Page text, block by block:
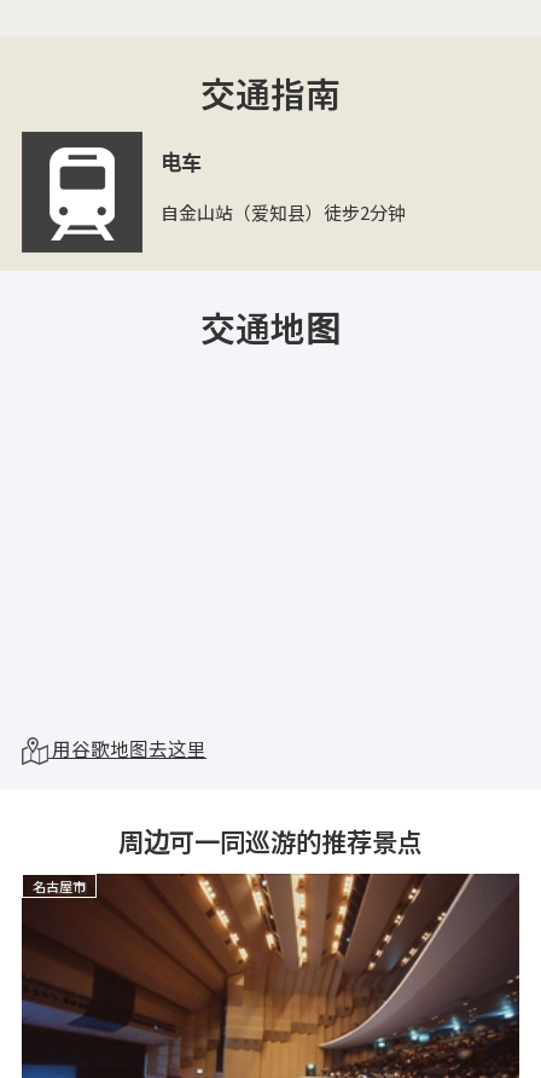
交通指南
电车
自金山站（爱知县）徒步2分钟
交通地图
用谷歌地图去这里
周边可一同巡游的推荐景点
名古屋市